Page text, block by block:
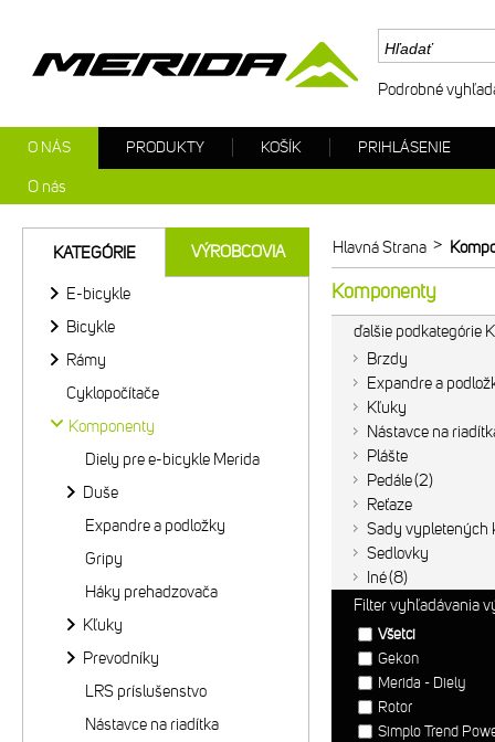
Hlavná Strana >
Komponenty
ďalšie podkategórie
Brzdy
Expandre a
Kľuky
Nástavce na
Plášte
Pedále 2
Reťaze
Sady vypletených
Sedlovky
Iné 8
Filter vyhľadávania
Všetci
Gekon
Merida - Diely
Rotor
Simplo Trend
KATEGÓRIE VÝROBCOVIA
E-bicykle
Bicykle
Rámy
Cyklopočítače
Komponenty
Diely pre e-bicykle Merida
Duše
Expandre a podložky
Gripy
Háky prehadzovača
Kľuky
Prevodníky
LRS príslušenstvo
Nástavce na riadítka
Podrobné
O NÁS
O nás
PRODUKTY KOŠÍK PRIHLÁSENIE